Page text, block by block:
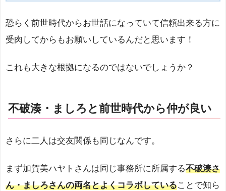
恐らく前世時代からお世話になっていて信頼出来る方に
受肉してからもお願いしているんだと思います！
これも大きな根拠になるのではないでしょうか？
不破湊・ましろと前世時代から仲が良い
さらに二人は交友関係も同じなんです。
まず加賀美ハヤトさんは同じ事務所に所属する不破湊さ
ん・ましろさんの両名とよくコラボしていることで知ら